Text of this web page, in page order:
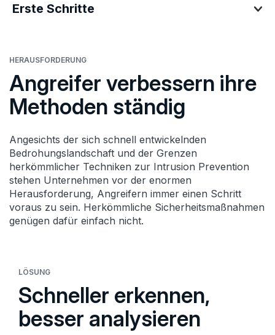
Erste Schritte
HERAUSFORDERUNG
Angreifer verbessern ihre
Methoden ständig
Angesichts der sich schnell entwickelnden
Bedrohungslandschaft und der Grenzen
herkömmlicher Techniken zur Intrusion Prevention
stehen Unternehmen vor der enormen
Herausforderung, Angreifern immer einen Schritt
voraus zu sein. Herkömmliche Sicherheitsmaßnahmen
genügen dafür einfach nicht.
LÖSUNG
Schneller erkennen,
besser analysieren